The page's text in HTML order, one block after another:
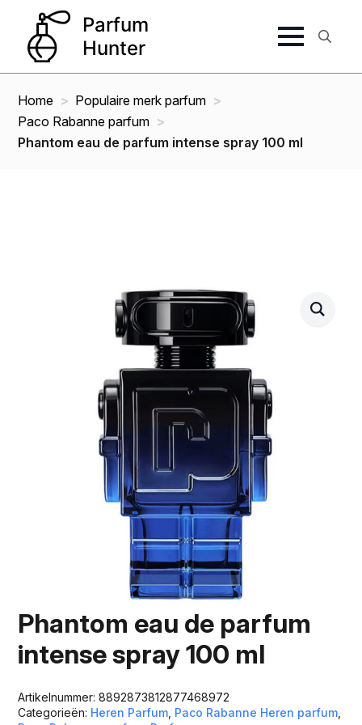
Home
Populaire merk parfum
Paco Rabanne parfum
Phantom eau de parfum intense spray 100 ml
Phantom eau de parfum
intense spray 100 ml
Artikelnummer:8892873812877468972
Categorieën: Heren Parfum Paco Rabanne Heren parfum